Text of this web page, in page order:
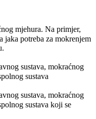
mjehura. Na primjer,
jaka potreba za mokrenjem
sustava, mokraćnog
sustava
sustava, mokraćnog
sustava koji se